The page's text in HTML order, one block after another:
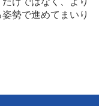
勢で進めてまいり